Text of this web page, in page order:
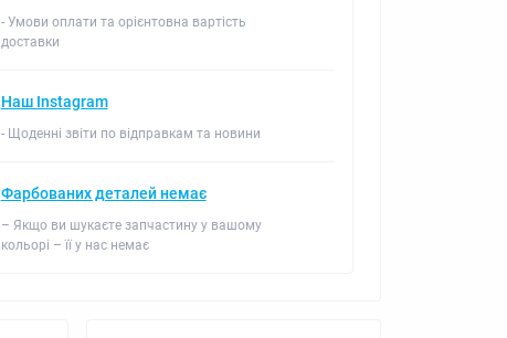
- Умови оплати та орієнтовна вартість
доставки
Наш Instagram
- Щоденні звіти по відправкам та новини
Фарбованих деталей немає
– Якщо ви шукаєте запчастину у вашому
кольорі – її у нас немає